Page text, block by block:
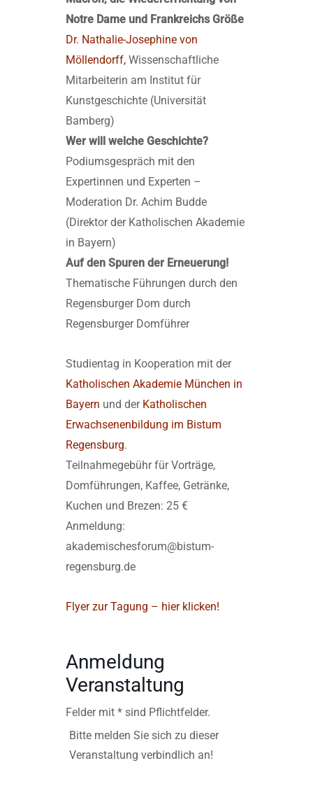
Notre Dame und Frankreichs Größe
Dr. Nathalie-Josephine von
Möllendorff, Wissenschaftliche
Mitarbeiterin am Institut für
Kunstgeschichte (Universität
Bamberg)
Wer will welche Geschichte?
Podiumsgespräch mit den
Expertinnen und Experten –
Moderation Dr. Achim Budde
(Direktor der Katholischen Akademie
in Bayern)
Auf den Spuren der Erneuerung!
Thematische Führungen durch den
Regensburger Dom durch
Regensburger Domführer
Studientag in Kooperation mit der
Katholischen Akademie München in
Bayern und der Katholischen
Erwachsenenbildung im Bistum
Regensburg.
Teilnahmegebühr für Vorträge,
Domführungen, Kaffee, Getränke,
Kuchen und Brezen: 25 €
Anmeldung:
akademischesforum@bistum-
regensburg.de
Flyer zur Tagung – hier klicken!
Anmeldung
Veranstaltung
Felder mit * sind Pflichtfelder.
Bitte melden Sie sich zu dieser
Veranstaltung verbindlich an!